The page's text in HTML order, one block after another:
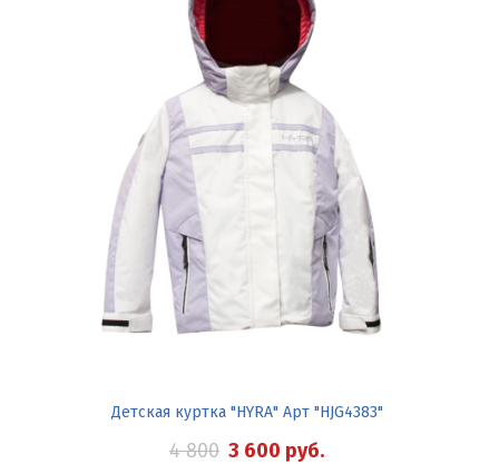
Детская куртка "HYRA" Арт "HJG4383"
4 800 3 600 руб.